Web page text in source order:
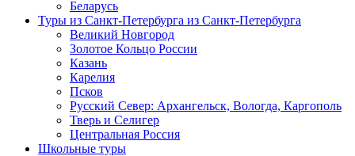
Беларусь
Туры из Санкт-Петербурга из Санкт-Петербурга
Великий Новгород
Золотое Кольцо России
Казань
Карелия
Псков
Русский Север: Архангельск, Вологда, Каргополь
Тверь и Селигер
Центральная Россия
Школьные туры